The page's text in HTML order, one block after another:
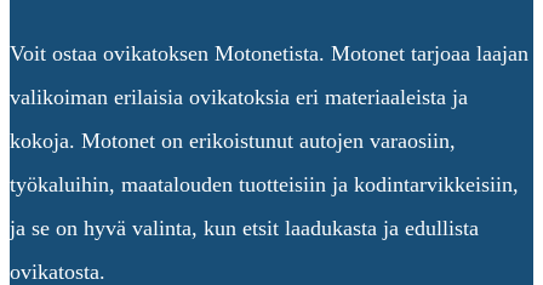
Voit ostaa ovikatoksen Motonetista. Motonet tarjoaa laajan
valikoiman erilaisia ovikatoksia eri materiaaleista ja
kokoja. Motonet on erikoistunut autojen varaosiin,
työkaluihin, maatalouden tuotteisiin ja kodintarvikkeisiin,
ja se on hyvä valinta, kun etsit laadukasta ja edullista
ovikatosta.